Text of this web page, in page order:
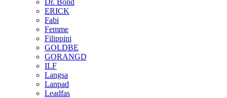
Dr. Bond
ERICK
Fabi
Femme
Filippini
GOLDBE
GORANGD
ILF
Langsa
Lanpad
Leadfas